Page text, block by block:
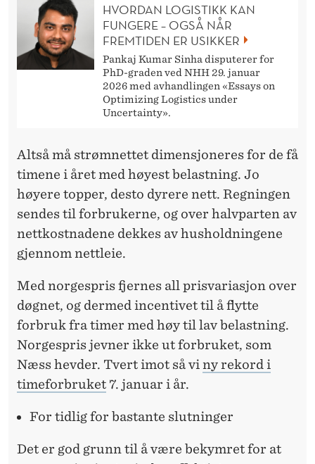
HVORDAN LOGISTIKK KAN
FUNGERE – OGSÅ NÅR
FREMTIDEN ER USIKKER
Pankaj Kumar Sinha disputerer for
PhD-graden ved NHH 29. januar
2026 med avhandlingen «Essays on
Optimizing Logistics under
Uncertainty».
Altså må strømnettet dimensjoneres for de få
timene i året med høyest belastning. Jo
høyere topper, desto dyrere nett. Regningen
sendes til forbrukerne, og over halvparten av
nettkostnadene dekkes av husholdningene
gjennom nettleie.
Med norgespris fjernes all prisvariasjon over
døgnet, og dermed incentivet til å flytte
forbruk fra timer med høy til lav belastning.
Norgespris jevner ikke ut forbruket, som
Næss hevder. Tvert imot så vi ny rekord i
timeforbruket 7. januar i år.
For tidlig for bastante slutninger
Det er god grunn til å være bekymret for at